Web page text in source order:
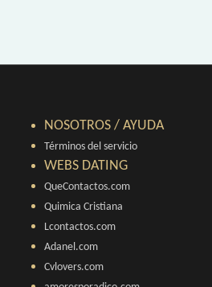
NOSOTROS / AYUDA
Términos del servicio
WEBS DATING
QueContactos.com
Quimica Cristiana
Lcontactos.com
Adanel.com
Cvlovers.com